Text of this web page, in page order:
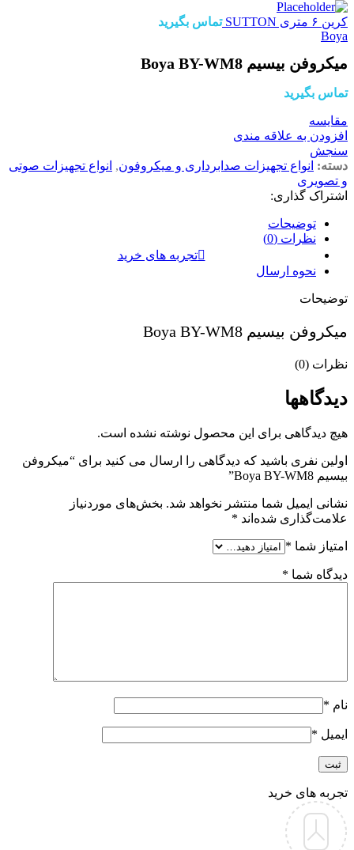
کرین ۶ متری SUTTON
تماس بگیرید
Boya
میکروفن بیسیم Boya BY-WM8
تماس بگیرید
مقايسه
افزودن به علاقه مندی
سنجش
دسته: انواع تجهیزات صدابرداری و میکروفون, انواع تجهیزات صوتی
و تصویری
اشتراک گذاری:
توضیحات
نظرات (0)
تجربه های خرید
نحوه ارسال
توضیحات
میکروفن بیسیم Boya BY-WM8
نظرات (0)
دیدگاهها
هیچ دیدگاهی برای این محصول نوشته نشده است.
اولین نفری باشید که دیدگاهی را ارسال می کنید برای “میکروفن
بیسیم Boya BY-WM8”
نشانی ایمیل شما منتشر نخواهد شد. بخش‌های موردنیاز
علامت‌گذاری شده‌اند *
امتیاز شما *
دیدگاه شما *
نام *
ایمیل *
تجربه های خرید